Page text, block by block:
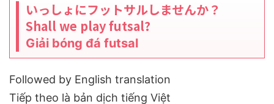
いっしょにフットサルしませんか？
Shall we play futsal?
Giải bóng đá futsal
Followed by English translation
Tiếp theo là bản dịch tiếng Việt